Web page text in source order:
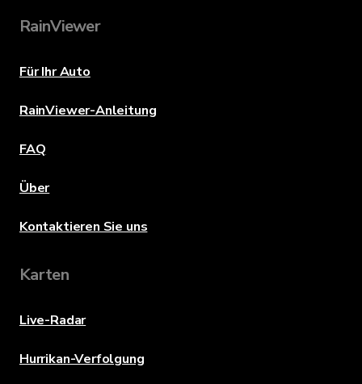
RainViewer
Für Ihr Auto
RainViewer-Anleitung
FAQ
Über
Kontaktieren Sie uns
Karten
Live-Radar
Hurrikan-Verfolgung